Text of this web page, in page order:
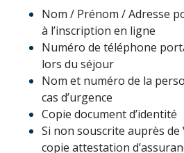
Nom / Prénom / Adresse
à l’inscription en ligne
Numéro de téléphone
lors du séjour
Nom et numéro de la
cas d’urgence
Copie document d’identité
Si non souscrite auprès de
copie attestation